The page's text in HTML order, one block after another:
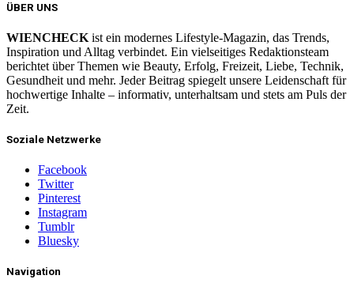
ÜBER UNS
WIENCHECK ist ein modernes Lifestyle-Magazin, das Trends,
Inspiration und Alltag verbindet. Ein vielseitiges Redaktionsteam
berichtet über Themen wie Beauty, Erfolg, Freizeit, Liebe, Technik,
Gesundheit und mehr. Jeder Beitrag spiegelt unsere Leidenschaft für
hochwertige Inhalte – informativ, unterhaltsam und stets am Puls der
Zeit.
Soziale Netzwerke
Facebook
Twitter
Pinterest
Instagram
Tumblr
Bluesky
Navigation